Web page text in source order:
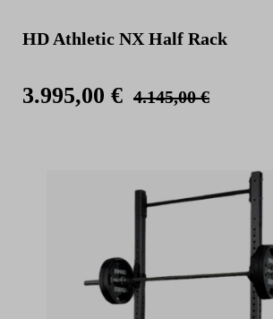
HD Athletic NX Half Rack
3.995,00 € 4.145,00 €